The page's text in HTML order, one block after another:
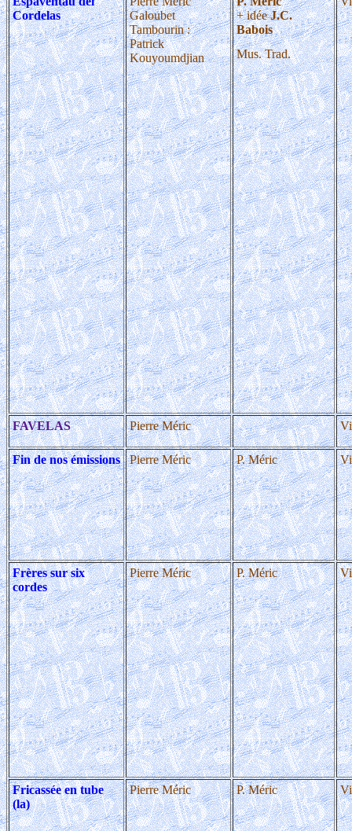
Cordelas
Galoubet
Tambourin :
Patrick
Kouyoumdjian
+ idéeJ.C.
Babois
Mus. Trad.
FAVELAS Pierre Méric
Fin de nos émissions Pierre Méric P. Méric
Frères sur six
cordes
Pierre Méric P. Méric
Fricassée en tube
(la)
Pierre Méric P. Méric